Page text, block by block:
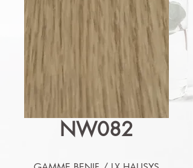
NW082